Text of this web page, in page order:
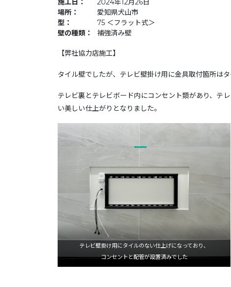
施工日：
2024年12月26日
場所：
愛知県犬山市
型：
75 ＜フラット式＞
壁の種類：
補強済み壁
【弊社協力店施工】
タイル壁でしたが、テレビ壁掛け用に金具取付箇所は
テレビ裏とテレビボード内にコンセント類があり、テ
い美しい仕上がりとなりました。
テレビ壁掛け用にタイルのない仕上げになっており、
コンセントと配管が設置済みでした